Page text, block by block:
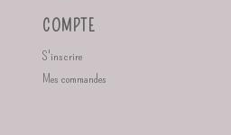
COMPTE
S'inscrire
Mes commandes